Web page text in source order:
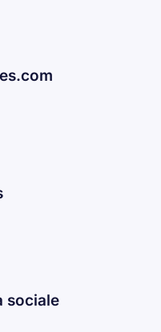
sociale